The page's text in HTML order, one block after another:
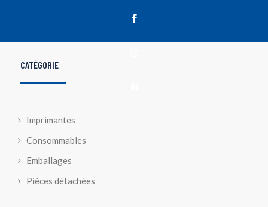

CATÉGORIE
Imprimantes
Consommables
Emballages
Pièces détachées